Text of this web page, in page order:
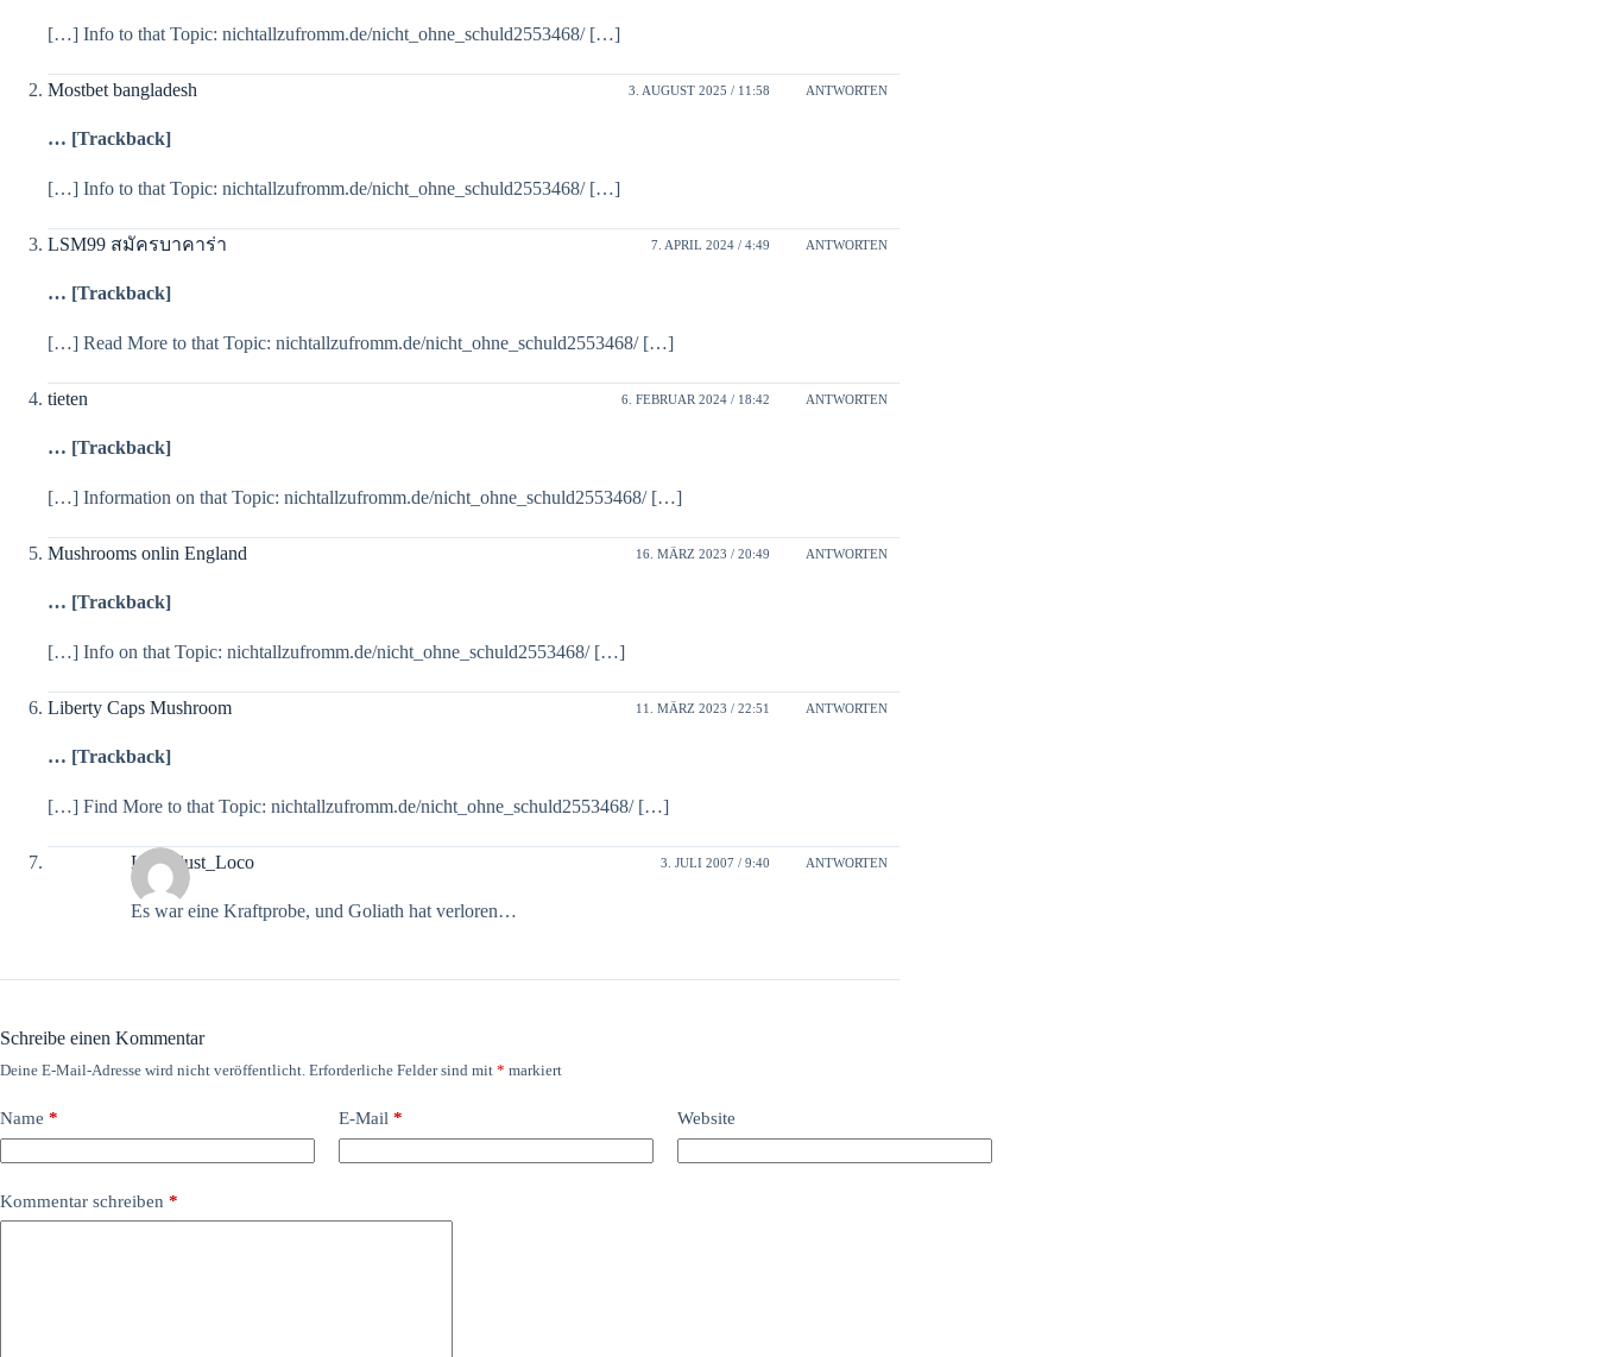
[…] Info to that Topic: nichtallzufromm.de/nicht_ohne_schuld2553468/ […]
Mostbet bangladesh 3. AUGUST 2025 / 11:58 ANTWORTEN
… [Trackback]
[…] Info to that Topic: nichtallzufromm.de/nicht_ohne_schuld2553468/ […]
LSM99 สมัครบาคาร่า 7. APRIL 2024 / 4:49 ANTWORTEN
… [Trackback]
[…] Read More to that Topic: nichtallzufromm.de/nicht_ohne_schuld2553468/ […]
tieten 6. FEBRUAR 2024 / 18:42 ANTWORTEN
… [Trackback]
[…] Information on that Topic: nichtallzufromm.de/nicht_ohne_schuld2553468/ […]
Mushrooms onlin England 16. MÄRZ 2023 / 20:49 ANTWORTEN
… [Trackback]
[…] Info on that Topic: nichtallzufromm.de/nicht_ohne_schuld2553468/ […]
Liberty Caps Mushroom 11. MÄRZ 2023 / 22:51 ANTWORTEN
… [Trackback]
[…] Find More to that Topic: nichtallzufromm.de/nicht_ohne_schuld2553468/ […]
Loco_just_Loco 3. JULI 2007 / 9:40 ANTWORTEN
Es war eine Kraftprobe, und Goliath hat verloren…
Schreibe einen Kommentar
Deine E-Mail-Adresse wird nicht veröffentlicht. Erforderliche Felder sind mit * markiert
Name * E-Mail * Website
Kommentar schreiben *